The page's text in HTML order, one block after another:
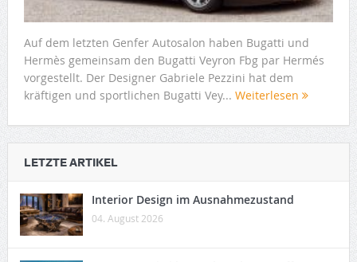
Auf dem letzten Genfer Autosalon haben Bugatti und
Hermès gemeinsam den Bugatti Veyron Fbg par Hermés
vorgestellt. Der Designer Gabriele Pezzini hat dem
kräftigen und sportlichen Bugatti Vey... Weiterlesen
LETZTE ARTIKEL
Interior Design im Ausnahmezustand
04. August 2026